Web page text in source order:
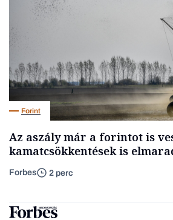
Forint
Az aszály már a forintot is
kamatcsökkentések is
Forbes 2 perc